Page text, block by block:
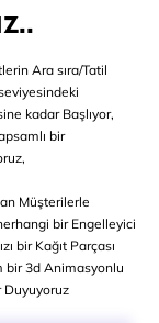
Ara sıra/Tatil
kadar Başlıyor,
bir
Müşterilerle
bir Engelleyici
bir Kağıt Parçası
bir 3d Animasyonlu
Duyuyoruz